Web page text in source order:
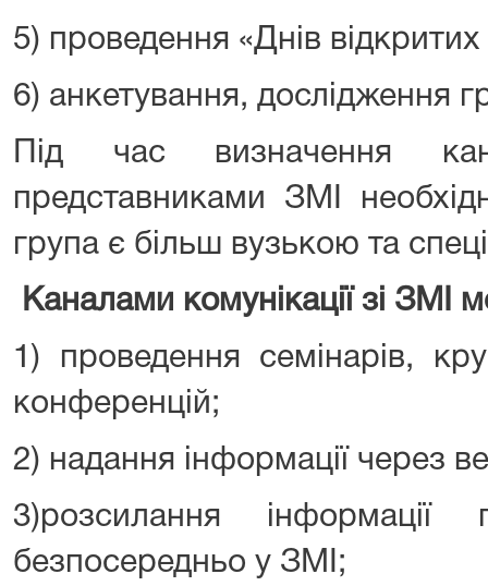
5) проведення «Днів
6) анкетування, дослідження
Під час визначення
представниками ЗМІ
група є більш вузькою та
Каналами комунікації зі ЗМІ
1) проведення семінарів,
конференцій;
2) надання інформації через
3)розсилання інформації
безпосередньо у ЗМІ;